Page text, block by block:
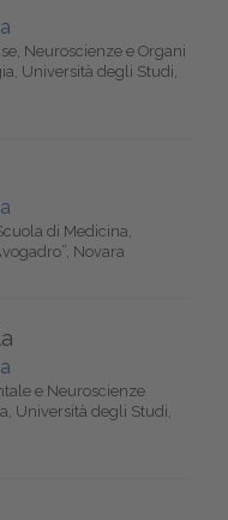
Neuroscienze e Organi
Università degli Studi,
di Medicina,
Novara
e Neuroscienze
Università degli Studi,